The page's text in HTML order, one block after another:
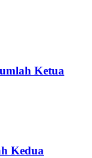
Ketua
Kedua